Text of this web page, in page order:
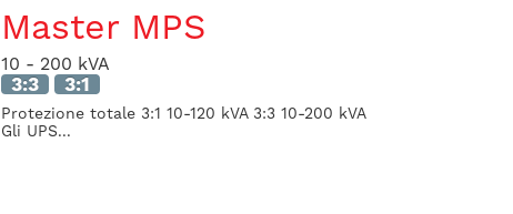
Master MPS
10 - 200 kVA
3:3 3:1
Protezione totale 3:1 10-120 kVA 3:3 10-200 kVA
Gli UPS...